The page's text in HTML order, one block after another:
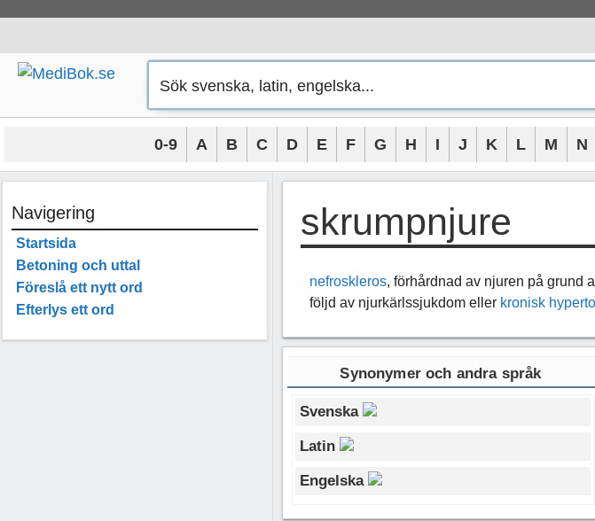
innehåll
0-9 A B C D E F G H I J K L M N
skrumpnjure
nefroskleros, förhårdnad av njuren på grund
följd av njurkärlssjukdom eller kronisk
Synonymer och andra språk
Svenska
Latin
Engelska
Navigering
Startsida
Betoning och uttal
Föreslå ett nytt ord
Efterlys ett ord